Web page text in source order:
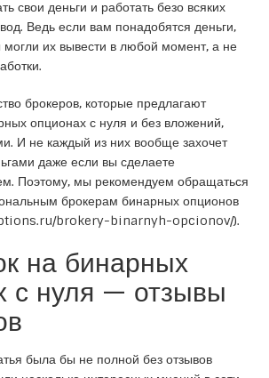
свои деньги и работать безо всяких
Ведь если вам понадобятся деньги,
их вывести в любой момент, а не
брокеров, которые предлагают
опционах с нуля и без вложений,
И не каждый из них вообще захочет
даже если вы сделаете
Поэтому, мы рекомендуем обращаться
брокерам бинарных опционов
brokery-binarnyh-opcionov/).
на бинарных
с нуля — отзывы
была бы не полной без отзывов